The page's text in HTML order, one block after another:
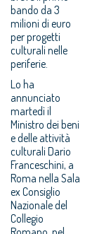
bando da 3
milioni di euro
per progetti
culturali nelle
periferie.
Lo ha
annunciato
martedì il
Ministro dei beni
e delle attività
culturali Dario
Franceschini, a
Roma nella Sala
ex Consiglio
Nazionale del
Collegio